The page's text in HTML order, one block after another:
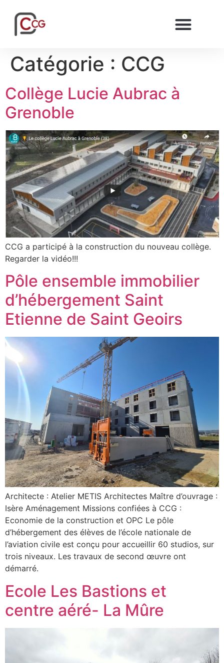
Catégorie : CCG
Collège Lucie Aubrac à
Grenoble
CCG a participé à la construction du nouveau collège.
Regarder la vidéo!!!
Pôle ensemble immobilier
d’hébergement Saint
Etienne de Saint Geoirs
Architecte : Atelier METIS Architectes Maître d’ouvrage :
Isère Aménagement Missions confiées à CCG :
Economie de la construction et OPC Le pôle
d’hébergement des élèves de l’école nationale de
l’aviation civile est conçu pour accueillir 60 studios, sur
trois niveaux. Les travaux de second œuvre ont
démarré.
Ecole Les Bastions et
centre aéré- La Mûre